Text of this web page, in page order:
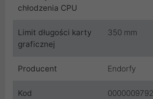
chłodzenia CPU
Limit długości karty
graficznej
350 mm
Producent Endorfy
Kod 0000009792